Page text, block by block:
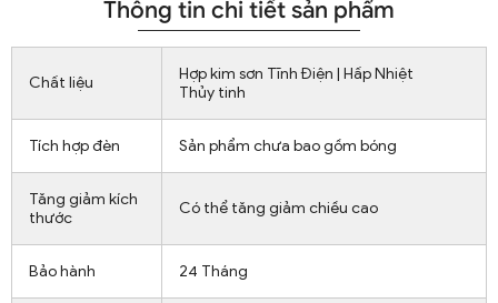
Thông tin chi tiết sản phẩm
Chất liệu
Hợp kim sơn Tĩnh Điện | Hấp Nhiệt
Thủy tinh
Tích hợp đèn Sản phẩm chưa bao gồm bóng
Tăng giảm kích
thước
Có thể tăng giảm chiều cao
Bảo hành 24 Tháng